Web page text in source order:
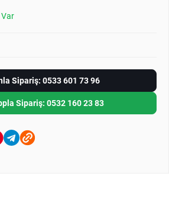
Sipariş: 0533 601 73 96
Sipariş: 0532 160 23 83